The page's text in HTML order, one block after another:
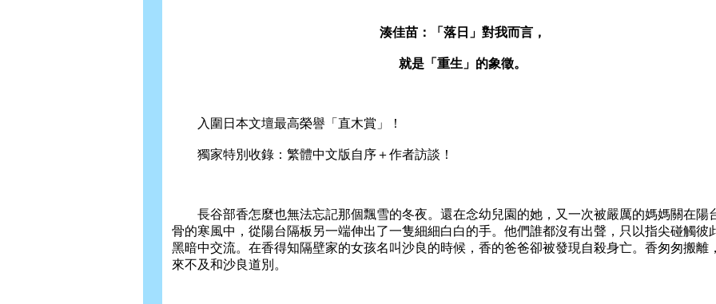
湊佳苗：「落日」對我而言，
就是「重生」的象徵。
入圍日本文壇最高榮譽「直木賞」！
獨家特別收錄：繁體中文版自序＋作者訪談！
長谷部香怎麼也無法忘記那個飄雪的冬夜。還在念幼兒園的她，又一次被嚴厲的媽媽關在陽
骨的寒風中，從陽台隔板另一端伸出了一隻細細白白的手。他們誰都沒有出聲，只以指尖碰觸彼
黑暗中交流。在香得知隔壁家的女孩名叫沙良的時候，香的爸爸卻被發現自殺身亡。香匆匆搬離
來不及和沙良道別。